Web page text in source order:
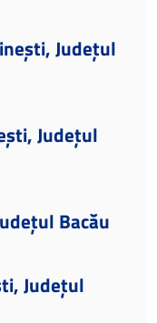
Județul
Județul
Bacău
Județul